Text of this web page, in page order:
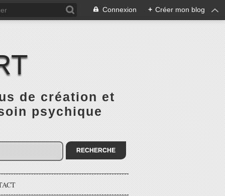
Connexion + Créer mon blog
de création et
psychique